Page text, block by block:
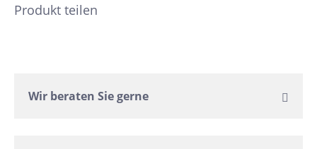
Produkt teilen
Wir beraten Sie gerne